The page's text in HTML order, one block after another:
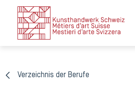
Verzeichnis der Berufe